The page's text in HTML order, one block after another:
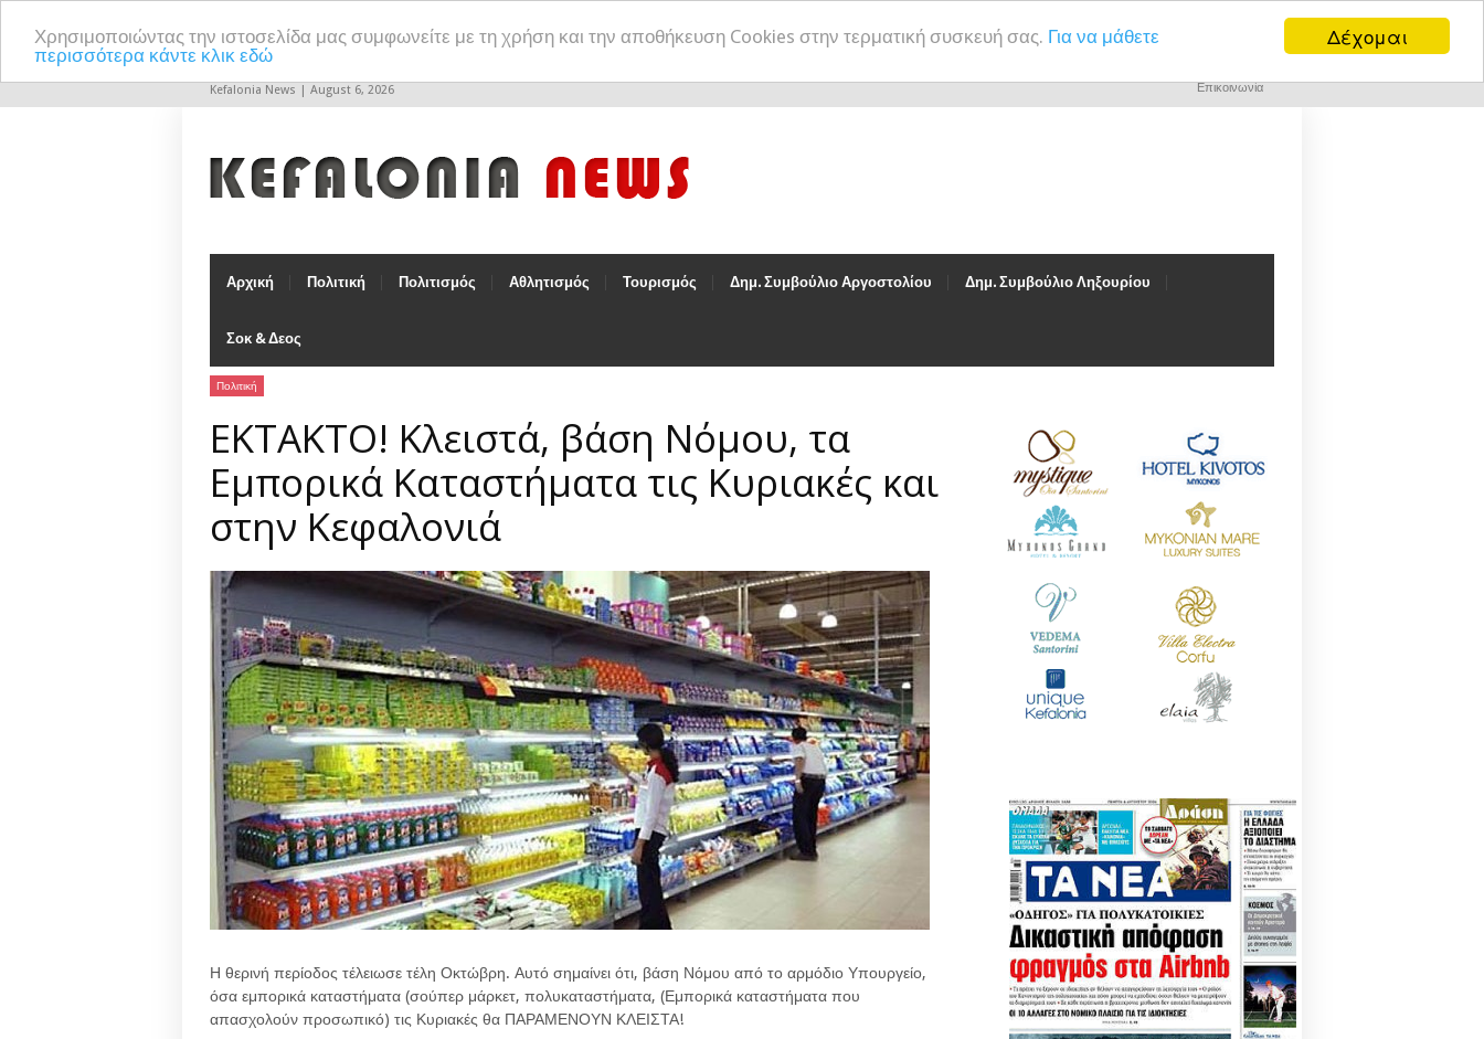
Δέχομαι
Χρησιμοποιώντας την ιστοσελίδα μας συμφωνείτε με τη χρήση και την αποθήκευση Cookies στην τερματική συσκευή σας. Για να μάθετε
περισσότερα κάντε κλικ εδώ
Kefalonia News | August 6, 2026 Επικοινωνία
Αρχική Πολιτική Πολιτισμός Αθλητισμός Τουρισμός Δημ. Συμβούλιο Αργοστολίου Δημ. Συμβούλιο Ληξουρίου
Σοκ & Δεος
Πολιτική
EKTAKTO! Κλειστά, βάση Νόμου, τα
Εμπορικά Καταστήματα τις Κυριακές και
στην Κεφαλονιά
Η θερινή περίοδος τέλειωσε τέλη Οκτώβρη. Αυτό σημαίνει ότι, βάση Νόμου από το αρμόδιο Υπουργείο,
όσα εμπορικά καταστήματα (σούπερ μάρκετ, πολυκαταστήματα, (Εμπορικά καταστήματα που
απασχολούν προσωπικό) τις Κυριακές θα ΠΑΡΑΜΕΝΟΥΝ ΚΛΕΙΣΤΑ!